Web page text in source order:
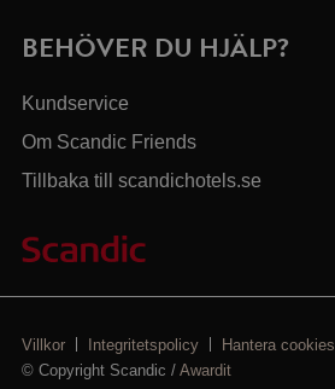
BEHÖVER DU HJÄLP?
Kundservice
Om Scandic Friends
Tillbaka till scandichotels.se
Villkor Integritetspolicy
Hantera cookies
© Copyright Scandic /Awardit